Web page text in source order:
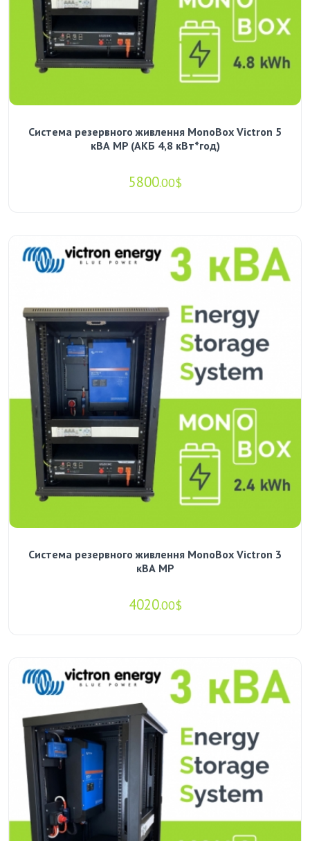
Система резервного живлення MonoBox Victron 5
кВА MP (АКБ 4,8 кВт*год)
5800.00$
Система резервного живлення MonoBox Victron 3
кВА MP
4020.00$